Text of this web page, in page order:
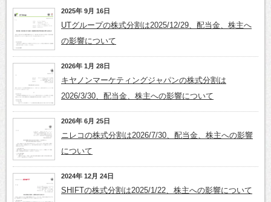
2025年 9月 16日
UTグループの株式分割は2025/12/29、配当金、株主へ
の影響について
2026年 1月 28日
キヤノンマーケティングジャパンの株式分割は
2026/3/30、配当金、株主への影響について
2026年 6月 25日
ニレコの株式分割は2026/7/30、配当金、株主への影響
について
2024年 12月 24日
SHIFTの株式分割は2025/1/22、株主への影響について